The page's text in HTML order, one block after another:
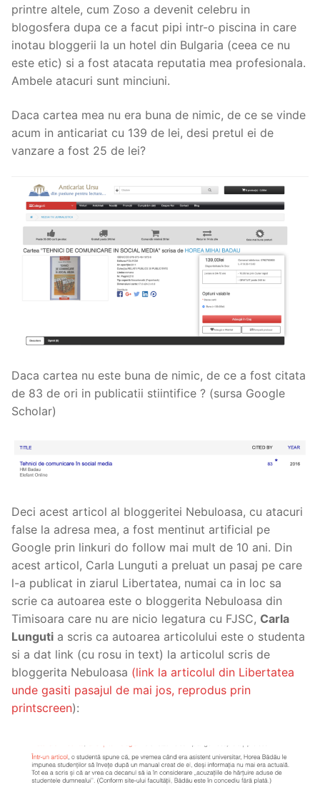
printre altele, cum Zoso a devenit celebru in
blogosfera dupa ce a facut pipi intr-o piscina in care
inotau bloggerii la un hotel din Bulgaria (ceea ce nu
este etic) si a fost atacata reputatia mea profesionala.
Ambele atacuri sunt minciuni.
Daca cartea mea nu era buna de nimic, de ce se vinde
acum in anticariat cu 139 de lei, desi pretul ei de
vanzare a fost 25 de lei?
Daca cartea nu este buna de nimic, de ce a fost citata
de 83 de ori in publicatii stiintifice ? (sursa Google
Scholar)
Deci acest articol al bloggeritei Nebuloasa, cu atacuri
false la adresa mea, a fost mentinut artificial pe
Google prin linkuri do follow mai mult de 10 ani. Din
acest articol, Carla Lunguti a preluat un pasaj pe care
l-a publicat in ziarul Libertatea, numai ca in loc sa
scrie ca autoarea este o bloggerita Nebuloasa din
Timisoara care nu are nicio legatura cu FJSC, Carla
Lunguti a scris ca autoarea articolului este o studenta
si a dat link (cu rosu in text) la articolul scris de
bloggerita Nebuloasa (link la articolul din Libertatea
unde gasiti pasajul de mai jos, reprodus prin
printscreen):